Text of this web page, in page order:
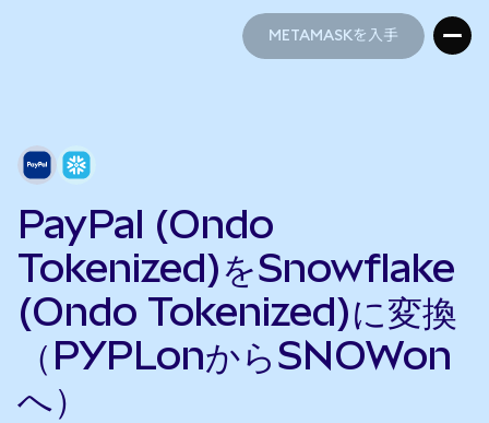
METAMASKを入手
PayPal (Ondo
Tokenized)をSnowflake
(Ondo Tokenized)に変換
（PYPLonからSNOWon
へ）